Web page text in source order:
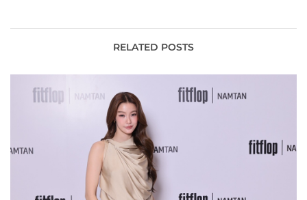
การทำงานหลายขั้นตอนให้
จบภายในเครื่องเดียว
เด่นแห่งชาติ ในงาน
มหกรรมงานวิจัยแห่งชาติ
RELATED POSTS